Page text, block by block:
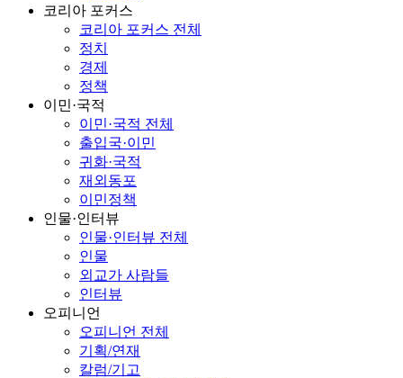
코리아 포커스
코리아 포커스 전체
정치
경제
정책
이민·국적
이민·국적 전체
출입국·이민
귀화·국적
재외동포
이민정책
인물·인터뷰
인물·인터뷰 전체
인물
외교가 사람들
인터뷰
오피니언
오피니언 전체
기획/연재
칼럼/기고